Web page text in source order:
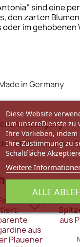
sind eine
den zarten
im
in Germany
Stickereidecke,
favorite_border
Diese Website
um unsereDienste zu
Ihre Vorlieben, indem
Ihre Zustimmung zu
Schaltfläche
Weitere
ALLE